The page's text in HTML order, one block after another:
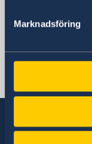
Marknadsföring
Svenska